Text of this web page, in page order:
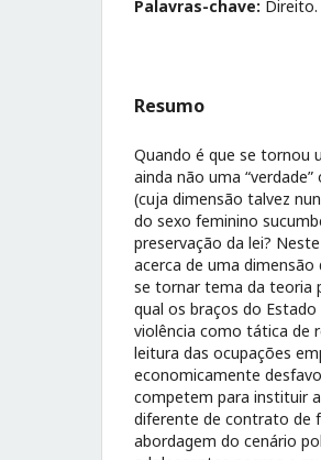
Palavras-chave: Direito.
Resumo
Quando é que se tornou
ainda não uma
(cuja dimensão talvez
do sexo feminino
preservação da lei?
acerca de uma
se tornar tema da teoria
qual os braços do
violência como tática de
leitura das ocupações
economicamente
competem para instituir
diferente de contrato de
abordagem do cenário